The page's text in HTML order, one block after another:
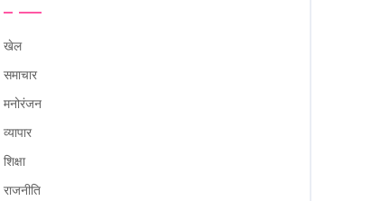
खेल
समाचार
मनोरंजन
व्यापार
शिक्षा
राजनीति